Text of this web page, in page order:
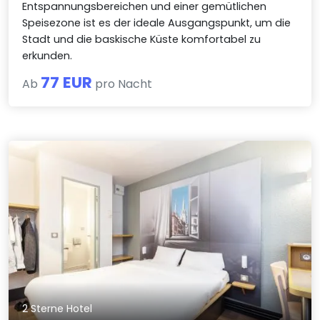
Entspannungsbereichen und einer gemütlichen
Speisezone ist es der ideale Ausgangspunkt, um die
Stadt und die baskische Küste komfortabel zu
erkunden.
Ab 77 EUR pro Nacht
2 Sterne Hotel